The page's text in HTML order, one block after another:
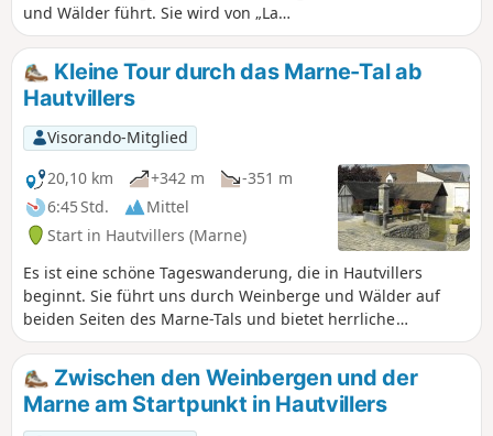
und Wälder führt. Sie wird von „La
Marne à pied“ angeboten. Sie bietet
Ihnen die Gelegenheit, Hautvillers mit
seinen ruhigen Gassen und seiner
schönen Abtei zu besuchen.
Kleine Tour durch das Marne-Tal ab
Hautvillers
Visorando-Mitglied
20,10 km
+342 m
-351 m
6:45 Std.
Mittel
Start in Hautvillers (Marne)
Es ist eine schöne Tageswanderung, die in Hautvillers
beginnt. Sie führt uns durch Weinberge und Wälder auf
beiden Seiten des Marne-Tals und bietet herrliche
Ausblicke. Eine schöne Gelegenheit, dieses wunderschöne
Weinbaugebiet zu entdecken und einige Weinkeller zu
besuchen.
Zwischen den Weinbergen und der
Marne am Startpunkt in Hautvillers